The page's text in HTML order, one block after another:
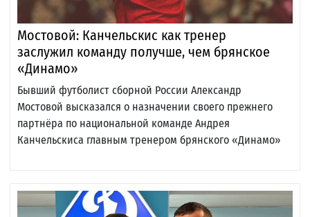
Мостовой: Канчельскис как тренер
заслужил команду получше, чем брянское
«Динамо»
Бывший футболист сборной России Александр
Мостовой высказался о назначении своего прежнего
партнёра по национальной команде Андрея
Канчельскиса главным тренером брянского «Динамо»